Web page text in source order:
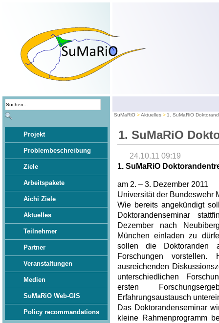
Projekt
Problembeschreibung
Ziele
Arbeitspakete
Aichi Ziele
Aktuelles
Teilnehmer
Partner
Veranstaltungen
Medien
SuMaRiO Web-GIS
Policy recommandations
SuMaRiO Aktuelles 1. SuMaRiO
1. SuMaRiO
24.10.11 09:19
1. SuMaRiO
am 2. – 3. Dezember 2011
Universität der Bundeswehr
Wie bereits angekündigt
Doktorandenseminar
Dezember nach
München einladen zu
sollen die Doktoranden
Forschungen
ausreichenden
unterschiedlichen
ersten
Erfahrungsaustausch
Das Doktorandenseminar
kleine Rahmenprogramm